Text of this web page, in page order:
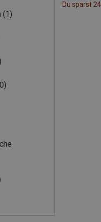
(1)
Du sparst